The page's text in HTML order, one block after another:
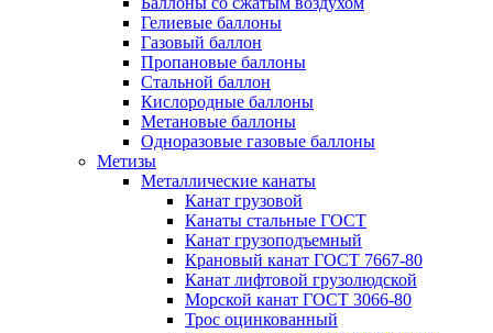
Гелиевые баллоны
Газовый баллон
Пропановые баллоны
Стальной баллон
Кислородные баллоны
Метановые баллоны
Одноразовые газовые баллоны
Метизы
Металлические канаты
Канат грузовой
Канаты стальные ГОСТ
Канат грузоподъемный
Крановый канат ГОСТ 7667-80
Канат лифтовой грузолюдской
Морской канат ГОСТ 3066-80
Трос оцинкованный